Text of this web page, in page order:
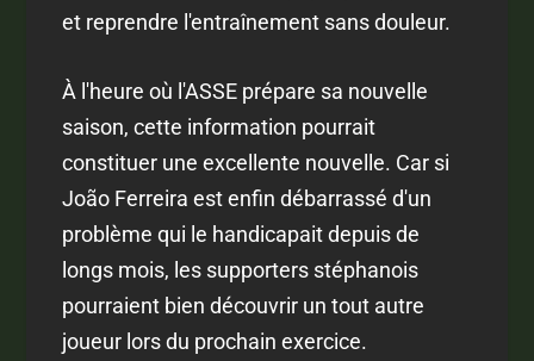
et reprendre l'entraînement sans douleur.
À l'heure où l'ASSE prépare sa nouvelle
saison, cette information pourrait
constituer une excellente nouvelle. Car si
João Ferreira est enfin débarrassé d'un
problème qui le handicapait depuis de
longs mois, les supporters stéphanois
pourraient bien découvrir un tout autre
joueur lors du prochain exercice.